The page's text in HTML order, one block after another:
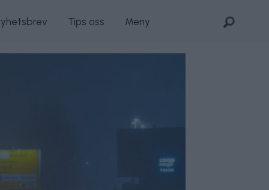
Tips oss Meny